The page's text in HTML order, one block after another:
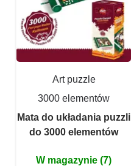
Art puzzle
3000 elementów
Mata do układania puzzli
do 3000 elementów
W magazynie (7)